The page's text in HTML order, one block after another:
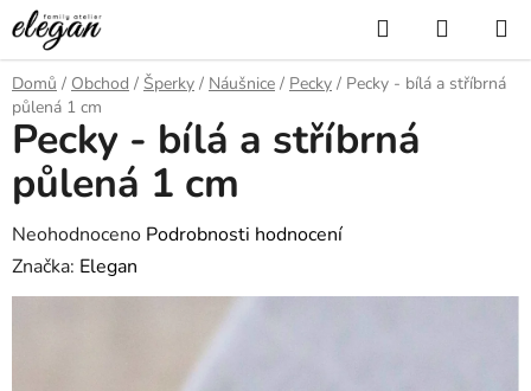
Přejít
na
obsah
Hledat
KOŠÍK
Domů / Obchod / Šperky / Náušnice / Pecky / Pecky - bílá a stříbrná
půlená 1 cm
Pecky - bílá a stříbrná
půlená 1 cm
Průměrné
hodnocení
produktu
Neohodnoceno Podrobnosti hodnocení
Značka: Elegan